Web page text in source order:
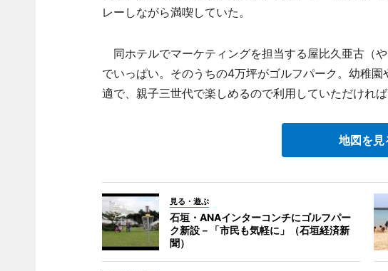
レーしながら満喫していた。
同ホテルでマーケティングを担当する屋比久亜古（
でいっぱい。そのうちの4万坪がゴルフパーク。幼稚
適で、親子三世代で楽しめるので利用していただければ
地図を見
見る・遊ぶ
石垣・ANAインターコンチにゴルフパー
ク新設－「市民も気軽に」（石垣経済新
聞）